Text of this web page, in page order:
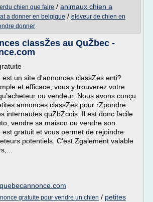
chien que faire / animaux chien a
a donner en belgique / eleveur de chien en
donner
classŽes au QuŽbec -
est un site d'annonces classZes enti?
et efficace, vous y trouverez votre
ou vendeur. Nous avons conçu
annonces classZes pour rZpondre
internautes quZbZcois. Il est donc facile
vendre sa maison ou vendre son
est gratuit et vous permet de rejoindre
potentiels. C'est Zgalement valable
gratuite pour vendre un chien / petites